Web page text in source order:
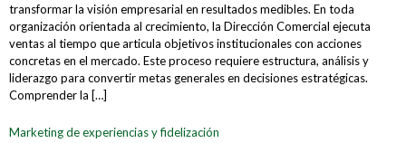
transformar la visión empresarial en resultados medibles. En toda
organización orientada al crecimiento, la Dirección Comercial ejecuta
ventas al tiempo que articula objetivos institucionales con acciones
concretas en el mercado. Este proceso requiere estructura, análisis y
liderazgo para convertir metas generales en decisiones estratégicas.
Comprender la […]
Marketing de experiencias y fidelización